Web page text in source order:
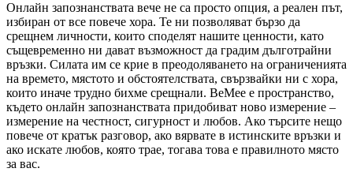
Онлайн запознанствата вече не са просто опция, а реален път,
избиран от все повече хора. Те ни позволяват бързо да
срещнем личности, които споделят нашите ценности, като
същевременно ни дават възможност да градим дълготрайни
връзки. Силата им се крие в преодоляването на ограниченията
на времето, мястото и обстоятелствата, свързвайки ни с хора,
които иначе трудно бихме срещнали. BeMee е пространство,
където онлайн запознанствата придобиват ново измерение –
измерение на честност, сигурност и любов. Ако търсите нещо
повече от кратък разговор, ако вярвате в истинските връзки и
ако искате любов, която трае, тогава това е правилното място
за вас.